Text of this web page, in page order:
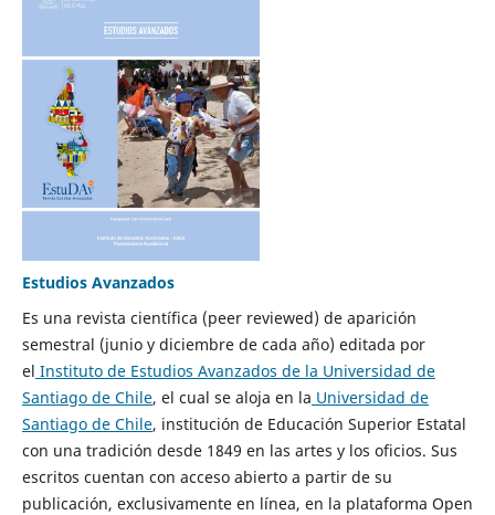
Estudios Avanzados
Es una revista científica (peer reviewed) de aparición
semestral (junio y diciembre de cada año) editada por
el Instituto de Estudios Avanzados de la Universidad de
Santiago de Chile, el cual se aloja en la Universidad de
Santiago de Chile, institución de Educación Superior Estatal
con una tradición desde 1849 en las artes y los oficios. Sus
escritos cuentan con acceso abierto a partir de su
publicación, exclusivamente en línea, en la plataforma Open